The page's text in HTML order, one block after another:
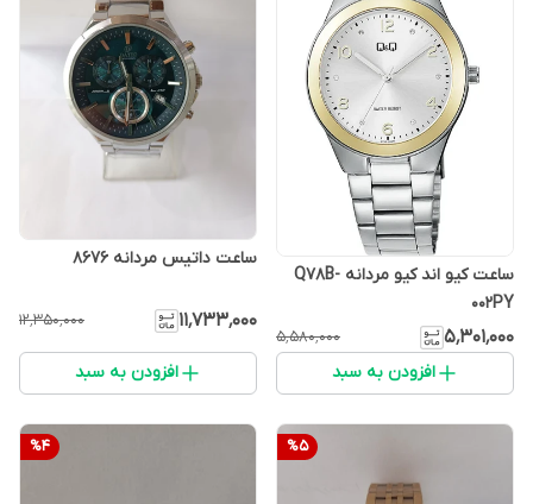
ساعت کیو اند کیو مردانه Q78B-
002PY
۵٬۳۰۱٬۰۰۰ ۵٬۵۸۰٬۰۰۰
افزودن به سبد
ساعت داتیس مردانه 8676
۱۱٬۷۳۳٬۰۰۰ ۱۲٬۳۵۰٬۰۰۰
افزودن به سبد
%5
%4